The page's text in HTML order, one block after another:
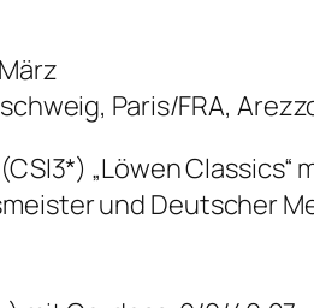
Paris/FRA,
„Löwen
und Deutscher